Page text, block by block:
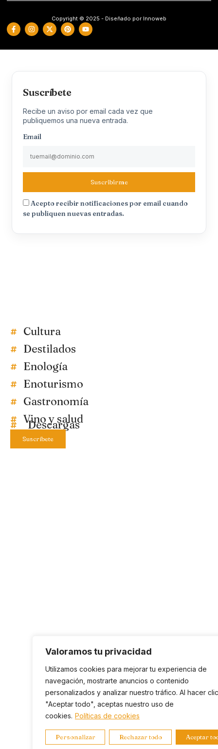
Valoramos tu privacidad
Utilizamos cookies para mejorar tu experiencia de
navegación, mostrarte anuncios o contenido
personalizados y analizar nuestro tráfico. Al hacer
"Aceptar todo", aceptas nuestro uso de
cookies. Políticas de cookies
Personalizar Rechazar todo Aceptar
Copyright © 2025 - Diseñado por Innoweb
Suscríbete
Recibe un aviso por email cada vez que
publiquemos una nueva entrada.
Email
Suscribirme
Acepto recibir notificaciones por email cuando
se publiquen nuevas entradas.
Cultura
Destilados
Enología
Enoturismo
Gastronomía
Vino y salud
Descargas
Suscríbete